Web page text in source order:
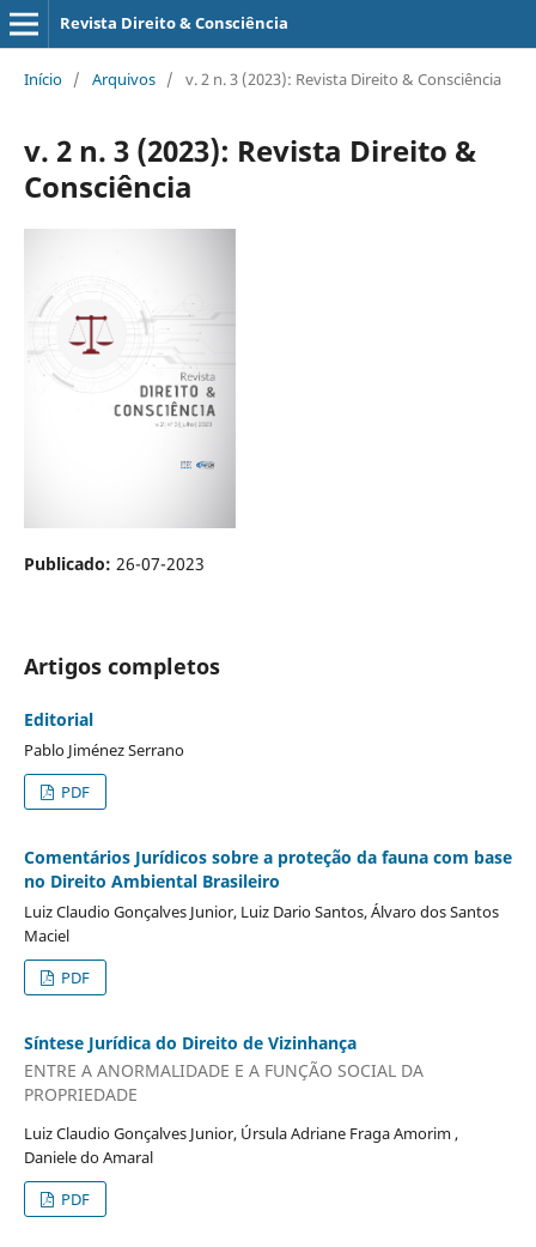
Revista Direito & Consciência
Início / Arquivos / v. 2 n. 3 (2023): Revista Direito & Consciência
v. 2 n. 3 (2023): Revista Direito &
Consciência
Publicado: 26-07-2023
Artigos completos
Editorial
Pablo Jiménez Serrano
PDF
Comentários Jurídicos sobre a proteção da fauna com base
no Direito Ambiental Brasileiro
Luiz Claudio Gonçalves Junior, Luiz Dario Santos, Álvaro dos Santos
Maciel
PDF
Síntese Jurídica do Direito de Vizinhança
ENTRE A ANORMALIDADE E A FUNÇÃO SOCIAL DA
PROPRIEDADE
Luiz Claudio Gonçalves Junior, Úrsula Adriane Fraga Amorim ,
Daniele do Amaral
PDF